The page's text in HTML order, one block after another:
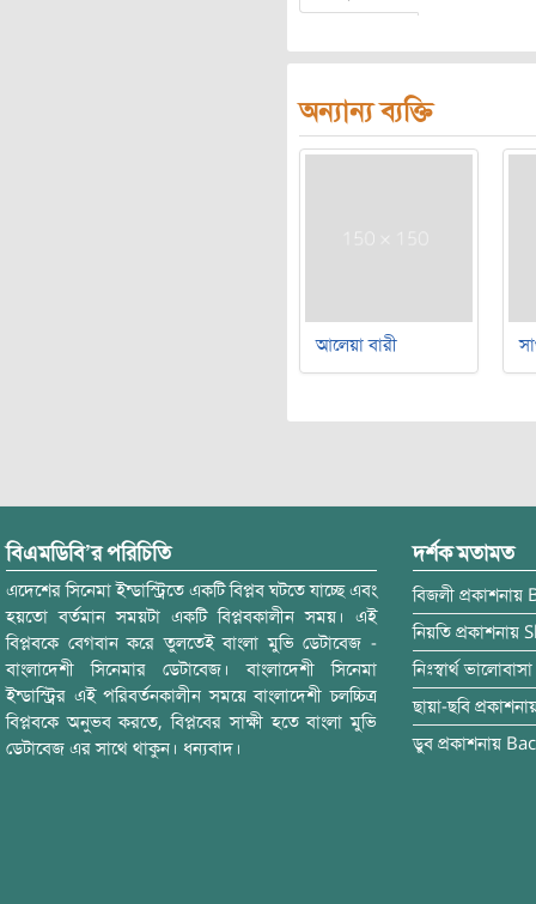
অন্যান্য ব্যক্তি
আলেয়া বারী
বিএমডিবি’র পরিচিতি
এদেশের সিনেমা ইন্ডাস্ট্রিতে একটি বিপ্লব ঘটতে যাচ্ছে এবং
হয়তো বর্তমান সময়টা একটি বিপ্লবকালীন সময়। এই
বিপ্লবকে বেগবান করে তুলতেই বাংলা মুভি ডেটাবেজ -
বাংলাদেশী সিনেমার ডেটাবেজ। বাংলাদেশী সিনেমা
ইন্ডাস্ট্রির এই পরিবর্তনকালীন সময়ে বাংলাদেশী চলচ্চিত্র
বিপ্লবকে অনুভব করতে, বিপ্লবের সাক্ষী হতে বাংলা মুভি
ডেটাবেজ এর সাথে থাকুন। ধন্যবাদ।
দর্শক মতামত
বিজলী প্রকাশনায়
নিয়তি প্রকাশনায়
নিঃস্বার্থ ভালোবাসা
ছায়া-ছবি
ডুব প্রকাশনায়